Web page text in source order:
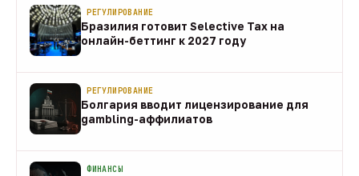
РЕГУЛИРОВАНИЕ
Бразилия готовит Selective Tax на
онлайн-беттинг к 2027 году
РЕГУЛИРОВАНИЕ
Болгария вводит лицензирование для
gambling-аффилиатов
ФИНАНСЫ